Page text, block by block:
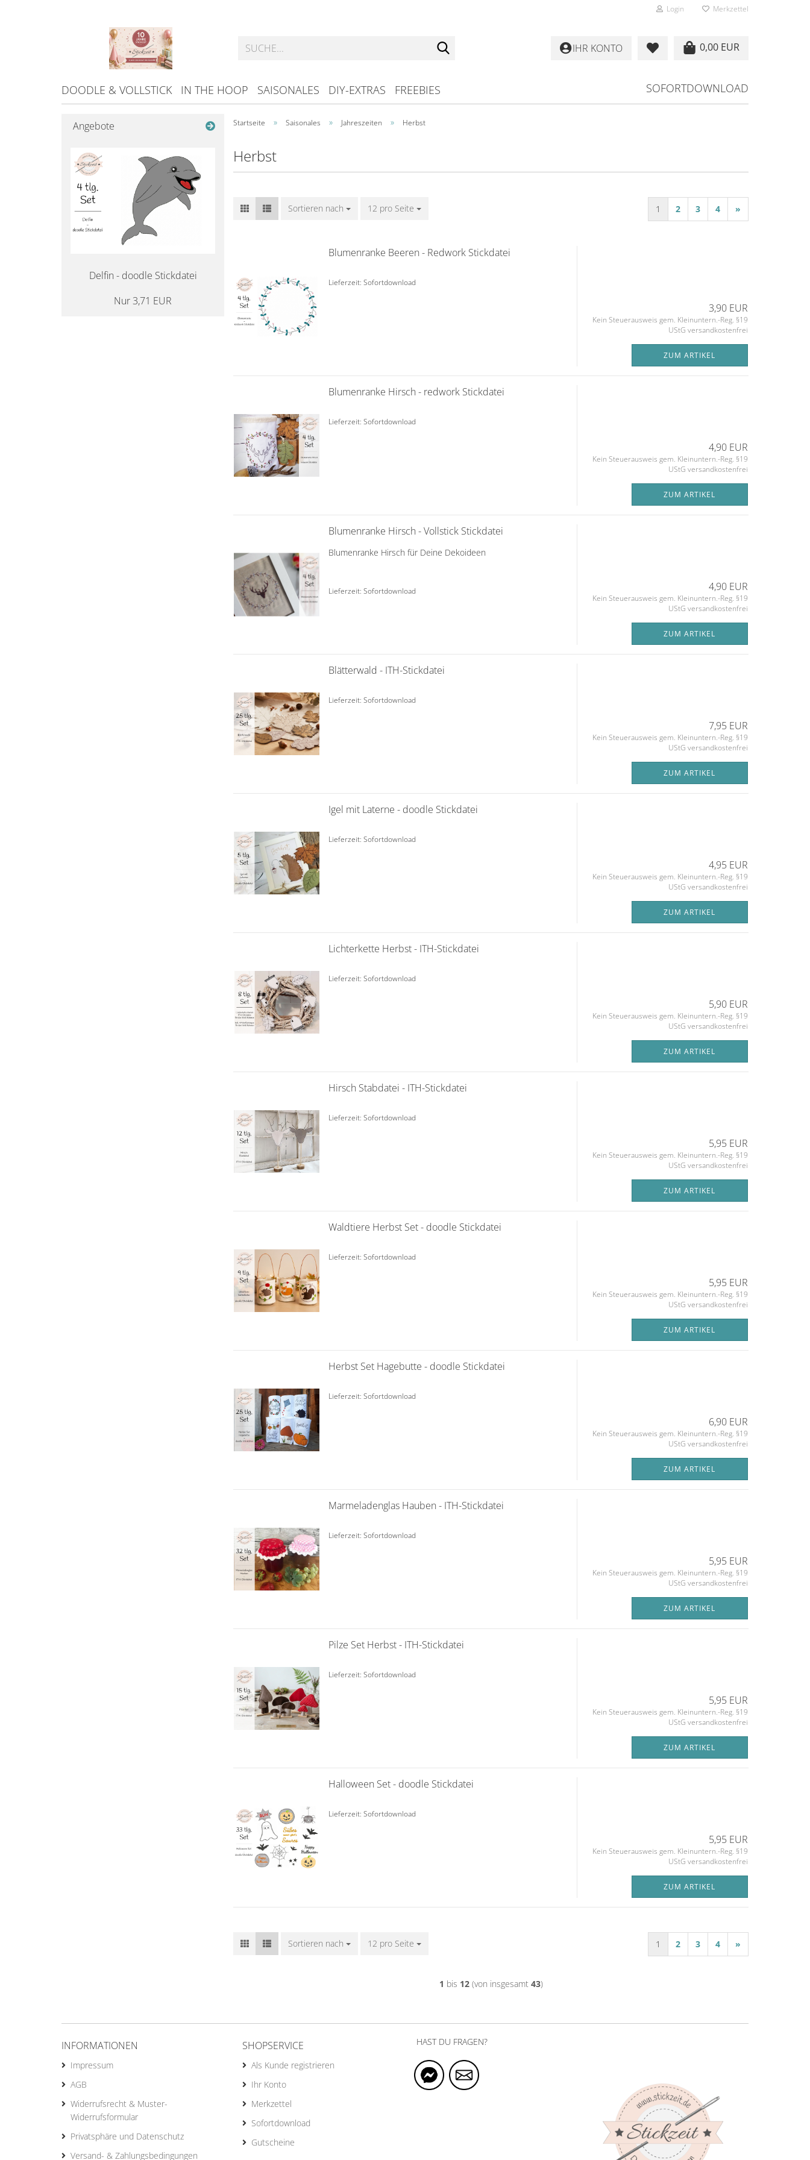
Login Merkzettel
0,00 EUR
IHR KONTO
DOODLE & VOLLSTICK IN THE HOOP SAISONALES DIY-EXTRAS FREEBIES SOFORTDOWNLOAD
Startseite » Saisonales » Jahreszeiten » Herbst
Herbst
Sortieren nach
Sortieren nach 12 pro Seite
pro Seite 1 2 3 4 »
Blumenranke Beeren - Redwork Stickdatei
Lieferzeit: Sofortdownload
3,90 EUR
Kein Steuerausweis gem. Kleinuntern.-Reg. §19
UStG versandkostenfrei
ZUM ARTIKEL
Blumenranke Hirsch - redwork Stickdatei
Lieferzeit: Sofortdownload
4,90 EUR
Kein Steuerausweis gem. Kleinuntern.-Reg. §19
UStG versandkostenfrei
ZUM ARTIKEL
Blumenranke Hirsch - Vollstick Stickdatei
Blumenranke Hirsch für Deine Dekoideen
Lieferzeit: Sofortdownload 4,90 EUR
Kein Steuerausweis gem. Kleinuntern.-Reg. §19
UStG versandkostenfrei
ZUM ARTIKEL
Blätterwald - ITH-Stickdatei
Lieferzeit: Sofortdownload
7,95 EUR
Kein Steuerausweis gem. Kleinuntern.-Reg. §19
UStG versandkostenfrei
ZUM ARTIKEL
Igel mit Laterne - doodle Stickdatei
Lieferzeit: Sofortdownload
4,95 EUR
Kein Steuerausweis gem. Kleinuntern.-Reg. §19
UStG versandkostenfrei
ZUM ARTIKEL
Lichterkette Herbst - ITH-Stickdatei
Lieferzeit: Sofortdownload
5,90 EUR
Kein Steuerausweis gem. Kleinuntern.-Reg. §19
UStG versandkostenfrei
ZUM ARTIKEL
Hirsch Stabdatei - ITH-Stickdatei
Lieferzeit: Sofortdownload
5,95 EUR
Kein Steuerausweis gem. Kleinuntern.-Reg. §19
UStG versandkostenfrei
ZUM ARTIKEL
Waldtiere Herbst Set - doodle Stickdatei
Lieferzeit: Sofortdownload
5,95 EUR
Kein Steuerausweis gem. Kleinuntern.-Reg. §19
UStG versandkostenfrei
ZUM ARTIKEL
Herbst Set Hagebutte - doodle Stickdatei
Lieferzeit: Sofortdownload
6,90 EUR
Kein Steuerausweis gem. Kleinuntern.-Reg. §19
UStG versandkostenfrei
ZUM ARTIKEL
Marmeladenglas Hauben - ITH-Stickdatei
Lieferzeit: Sofortdownload
5,95 EUR
Kein Steuerausweis gem. Kleinuntern.-Reg. §19
UStG versandkostenfrei
ZUM ARTIKEL
Pilze Set Herbst - ITH-Stickdatei
Lieferzeit: Sofortdownload
5,95 EUR
Kein Steuerausweis gem. Kleinuntern.-Reg. §19
UStG versandkostenfrei
ZUM ARTIKEL
Halloween Set - doodle Stickdatei
Lieferzeit: Sofortdownload
5,95 EUR
Kein Steuerausweis gem. Kleinuntern.-Reg. §19
UStG versandkostenfrei
ZUM ARTIKEL
Sortieren nach
Sortieren nach 12 pro Seite
pro Seite 1 2 3 4 »
1 bis 12(von insgesamt 43)
Angebote
Delfin - doodle Stickdatei
Nur 3,71 EUR
INFORMATIONEN
Impressum
AGB
Widerrufsrecht & Muster-
Widerrufsformular
Privatsphäre und Datenschutz
Versand- & Zahlungsbedingungen
SHOPSERVICE
Als Kunde registrieren
Ihr Konto
Merkzettel
Sofortdownload
Gutscheine
HAST DU FRAGEN?